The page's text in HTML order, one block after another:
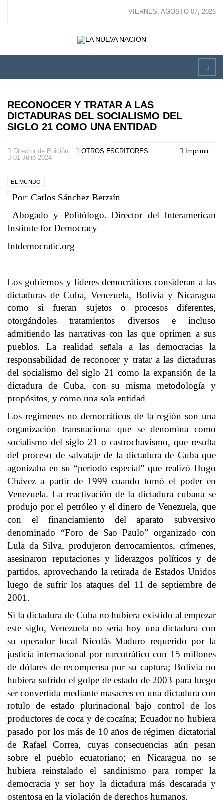
VIERNES, AGOSTO 07, 2026
RECONOCER Y TRATAR A LAS
DICTADURAS DEL SOCIALISMO DEL
SIGLO 21 COMO UNA ENTIDAD
Imprimir
Director de Edición
OTROS ESCRITORES
01 Julio 2024
EL MUNDO
Por: Carlos Sánchez Berzaín
Abogado y Politólogo. Director del Interamerican
Institute for Democracy
Intdemocratic.org
Los gobiernos y líderes democráticos consideran a las
dictaduras de Cuba, Venezuela, Bolivia y Nicaragua
como si fueran sujetos o procesos diferentes,
otorgándoles tratamientos diversos e incluso
admitiendo las narrativas con las que oprimen a sus
pueblos. La realidad señala a las democracias la
responsabilidad de reconocer y tratar a las dictaduras
del socialismo del siglo 21 como la expansión de la
dictadura de Cuba, con su misma metodología y
propósitos, y como una sola entidad.
Los regímenes no democráticos de la región son una
organización transnacional que se denomina como
socialismo del siglo 21 o castrochavismo, que resulta
del proceso de salvataje de la dictadura de Cuba que
agonizaba en su “periodo especial” que realizó Hugo
Chávez a partir de 1999 cuando tomó el poder en
Venezuela. La reactivación de la dictadura cubana se
produjo por el petróleo y el dinero de Venezuela, que
con el financiamiento del aparato subversivo
denominado “Foro de Sao Paulo” organizado con
Lula da Silva, produjeron derrocamientos, crímenes,
asesinaron reputaciones y liderazgos políticos y de
partidos, aprovechando la retirada de Estados Unidos
luego de sufrir los ataques del 11 de septiembre de
2001.
Si la dictadura de Cuba no hubiera existido al empezar
este siglo, Venezuela no sería hoy una dictadura con
su operador local Nicolás Maduro requerido por la
justicia internacional por narcotráfico con 15 millones
de dólares de recompensa por su captura; Bolivia no
hubiera sufrido el golpe de estado de 2003 para luego
ser convertida mediante masacres en una dictadura con
rotulo de estado plurinacional bajo control de los
productores de coca y de cocaína; Ecuador no hubiera
pasado por los más de 10 años de régimen dictatorial
de Rafael Correa, cuyas consecuencias aún pesan
sobre el pueblo ecuatoriano; en Nicaragua no se
hubiera reinstalado el sandinismo para romper la
democracia y ser hoy la dictadura más descarada y
ostentosa en la violación de derechos humanos.